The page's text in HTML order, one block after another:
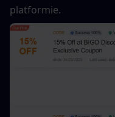
platformie.